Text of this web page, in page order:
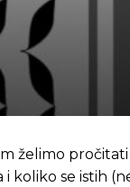
želimo
koliko se istih